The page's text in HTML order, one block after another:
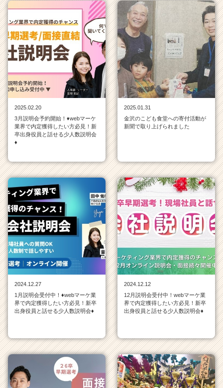
2025.02.20
3月説明会予約開始！♦webマーケ
業界で内定獲得したい方必見！新
卒出身役員と話せる少人数説明会
♦
2025.01.31
金沢のこども食堂への寄付活動が
新聞で取り上げられました
2024.12.27
1月説明会受付中！♦webマーケ業
界で内定獲得したい方必見！新卒
出身役員と話せる少人数説明会♦
2024.12.12
12月説明会受付中！webマーケ業
界で内定獲得したい方必見！新卒
出身役員と話せる少人数説明会♦